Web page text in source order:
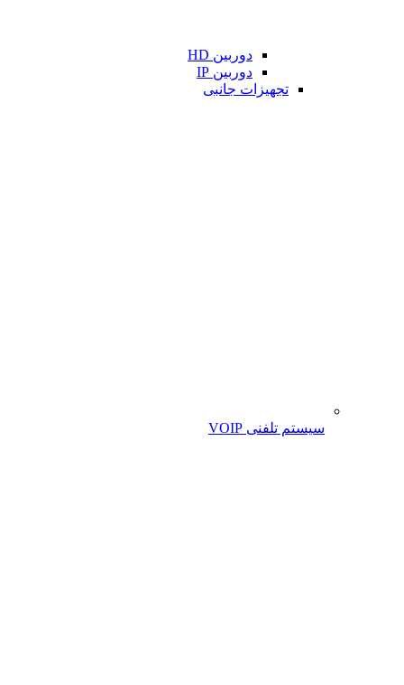
دوربین HD
دوربین IP
تجهیزات جانبی
سیستم تلفنی VOIP